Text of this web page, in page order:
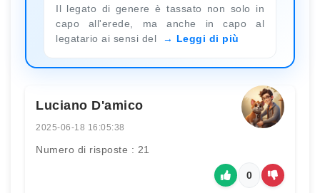
Il legato di genere è tassato non solo in
capo all'erede, ma anche in capo al
legatario ai sensi del
Leggi di più
Luciano D'amico
2025-06-18 16:05:38
Numero di risposte : 21
0